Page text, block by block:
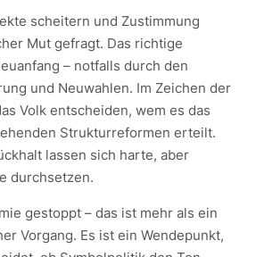
scheitern und Zustimmung
Mut gefragt. Das richtige
– notfalls durch den
und Neuwahlen. Im Zeichen der
Volk entscheiden, wem es das
Strukturreformen erteilt.
lassen sich harte, aber
durchsetzen.
gestoppt – das ist mehr als ein
Vorgang. Es ist ein Wendepunkt,